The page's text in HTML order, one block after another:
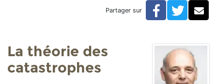
Développement personnel
COVID-19 : anatomie d'une crise sanitaire
Partager sur Facebook
La théorie des
catastrophes